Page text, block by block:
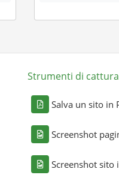
Strumenti di
Salva un sito in
Screenshot
Screenshot sito